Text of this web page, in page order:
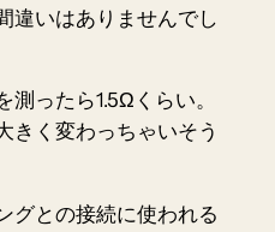
違いはありませんでし
ったら1.5Ωくらい。
きく変わっちゃいそう
グとの接続に使われる